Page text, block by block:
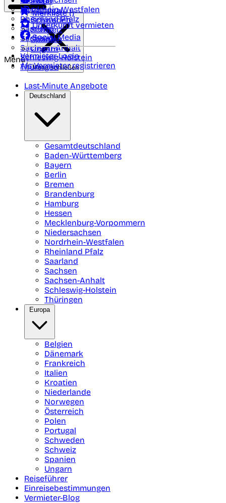
Nordrhein-Westfalen
Rheinland Pfalz
Saarland
Sachsen
Sachsen-Anhalt
Schleswig-Holstein
Thüringen
Portugal
Schweden
Schweiz
Spanien
Ungarn
Merkliste ()
Unterkunft vermieten
Social Media
Vermieter-Login
Als Vermieter registrieren
Menü
Menü schließen
Last-Minute Angebote
Deutschland
Gesamtdeutschland
Baden-Württemberg
Bayern
Berlin
Bremen
Brandenburg
Hamburg
Hessen
Mecklenburg-Vorpommern
Niedersachsen
Nordrhein-Westfalen
Rheinland Pfalz
Saarland
Sachsen
Sachsen-Anhalt
Schleswig-Holstein
Thüringen
Europa
Belgien
Dänemark
Frankreich
Italien
Kroatien
Niederlande
Norwegen
Österreich
Polen
Portugal
Schweden
Schweiz
Spanien
Ungarn
Reiseführer
Einreisebestimmungen
Vermieter-Blog